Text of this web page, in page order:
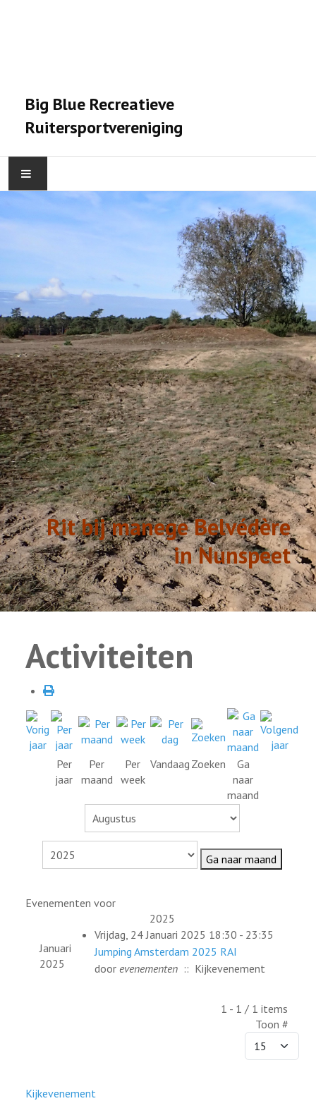
Big Blue Recreatieve
Ruitersportvereniging
VERENIGING
STALPRAET
GESCHIEDENIS
LINKS
Rit bij manege Belvédère
in Nunspeet
Activiteiten
Per
jaar
Per
maand
Per
week
Vandaag Zoeken
Ga
naar
maand
Ga naar maand
Evenementen voor
2025
Januari
2025
Vrijdag, 24 Januari 2025 18:30 - 23:35
Jumping Amsterdam 2025 RAI
doorevenementen:: Kijkevenement
1 - 1 / 1 items
Toon #
Kijkevenement